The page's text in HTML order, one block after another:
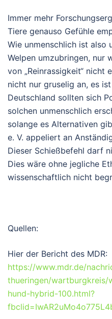
Immer mehr
Tiere genauso Gefühle
Wie unmenschlich ist also
Welpen umzubringen, nur
von „Reinrassigkeit“ nicht
nicht nur gruselig an, es
Deutschland sollten sich
solchen unmenschlich
solange es Alternativen
e. V. appeliert an
Dieser Schießbefehl darf
Dies wäre ohne jegliche
wissenschaftlich nicht
Quellen:
Hier der Bericht des MDR:
https://www.mdr.de/
thueringen/
hund-hybrid-100.html?